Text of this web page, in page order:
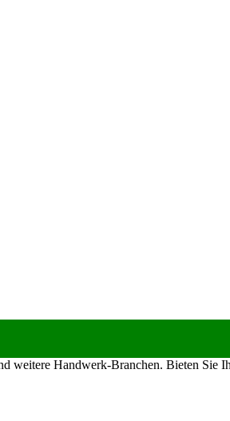
weitere Handwerk-Branchen. Bieten Sie